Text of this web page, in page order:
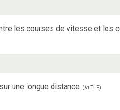
les courses de vitesse et les
une longue distance. (inTLF)